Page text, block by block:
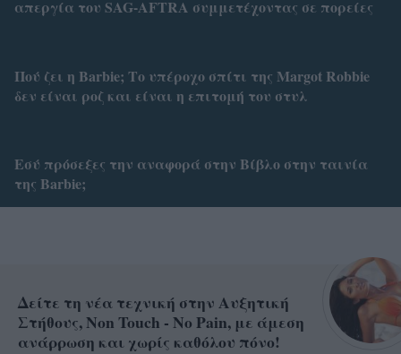
απεργία του SAG-AFTRA συμμετέχοντας σε πορείες
Πού ζει η Barbie; Το υπέροχο σπίτι της Margot Robbie
δεν είναι ροζ και είναι η επιτομή του στυλ
Εσύ πρόσεξες την αναφορά στην Βίβλο στην ταινία
της Barbie;
Δείτε τη νέα τεχνική στην Αυξητική
Στήθους, Non Touch - No Pain, με άμεση
ανάρρωση και χωρίς καθόλου πόνο!